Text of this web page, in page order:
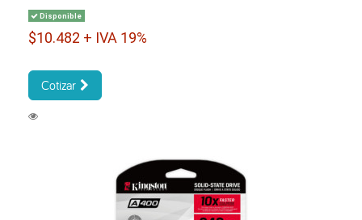
Disponible
$10.482 + IVA 19%
Cotizar